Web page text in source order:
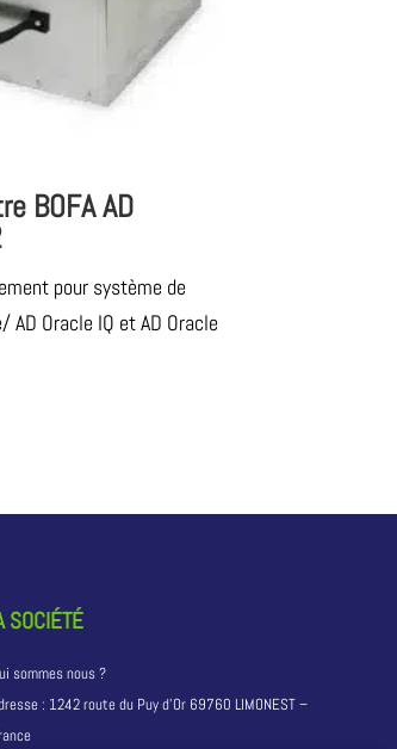
BOFA AD
pour système de
Oracle IQ et AD Oracle
SOCIÉTÉ
sommes nous ?
: 1242 route du Puy d’Or 69760 LIMONEST –